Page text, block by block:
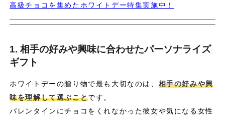
高級チョコを集めたホワイトデー特集実施中！
1. 相手の好みや興味に合わせたパーソナライズ
ギフト
ホワイトデーの贈り物で最も大切なのは、 相手の好みや興
味を理解して選ぶことです。
バレンタインにチョコをくれなかった彼女や気になる女性